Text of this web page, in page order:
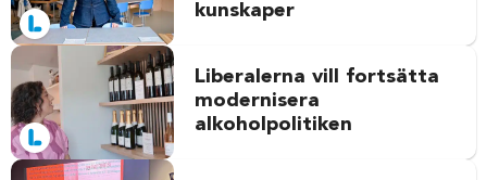
kunskaper
Liberalerna vill fortsätta
modernisera
alkoholpolitiken